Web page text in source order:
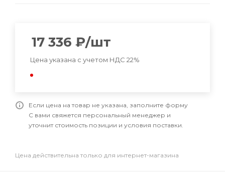
17 336 ₽/шт
Цена указана с учетом НДС 22%
Если цена на товар не указана, заполните форму
С вами свяжется персональный менеджер и
уточнит стоимость позиции и условия поставки.
Цена действительна только для интернет-магазина